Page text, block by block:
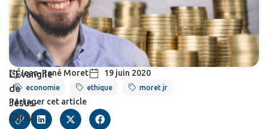
Jean-René Moret 19 juin 2020
economie ethique moret jr
Partager cet article
L’Évangile
de
Jésus-
Christ